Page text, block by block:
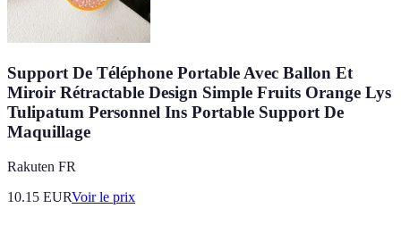
Support De Téléphone Portable Avec Ballon Et
Miroir Rétractable Design Simple Fruits Orange Lys
Tulipatum Personnel Ins Portable Support De
Maquillage
Rakuten FR
10.15 EURVoir le prix